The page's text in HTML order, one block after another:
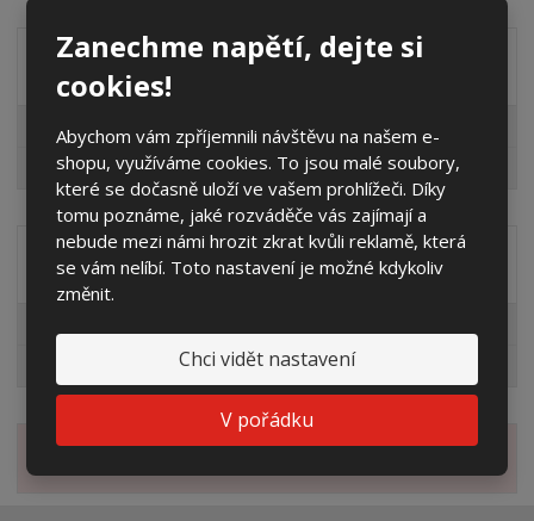
Zanechme napětí, dejte si
cookies!
Abychom vám zpříjemnili návštěvu na našem e-
shopu, využíváme cookies. To jsou malé soubory,
které se dočasně uloží ve vašem prohlížeči. Díky
tomu poznáme, jaké rozváděče vás zajímají a
nebude mezi námi hrozit zkrat kvůli reklamě, která
se vám nelíbí. Toto nastavení je možné kdykoliv
změnit.
Chci vidět nastavení
V pořádku
Akční nabídky
Pro fotovoltaiky
Výprodej
Distribuční společnost